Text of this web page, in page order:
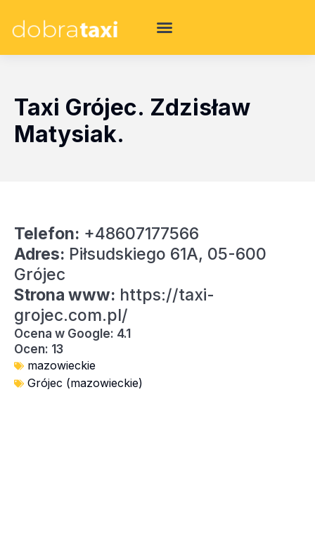
Taxi Grójec. Zdzisław
Matysiak.
Telefon: +48607177566
Adres: Piłsudskiego 61A, 05-600
Grójec
Strona www: https://taxi-
grojec.com.pl/
Ocena w Google: 4.1
Ocen: 13
mazowieckie
Grójec (mazowieckie)